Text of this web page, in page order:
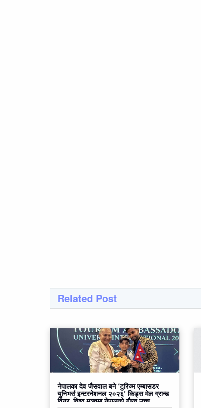
Related Post
नेपालका देव जैसवाल बने ‘टुरिज्म एम्बासडर
युनिभर्स इन्टरनेशनल २०२६’ किड्स मेल ग्रान्ड
विनर, विश्व मञ्चमा नेपालको गौरव उच्च